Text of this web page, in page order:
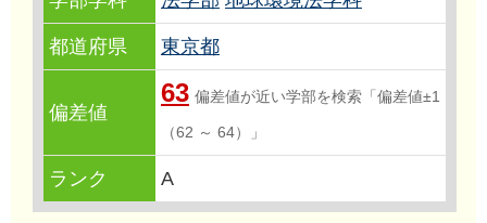
都道府県 東京都
偏差値
63 偏差値が近い学部を検索「偏差値±1
（62 ～ 64）」
ランク A